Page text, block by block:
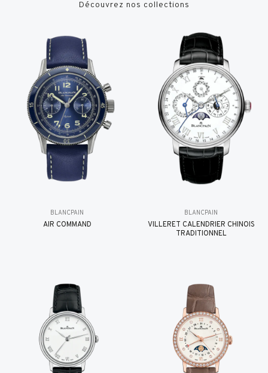
Découvrez nos collections
BLANCPAIN
AIR COMMAND
BLANCPAIN
VILLERET CALENDRIER CHINOIS
TRADITIONNEL